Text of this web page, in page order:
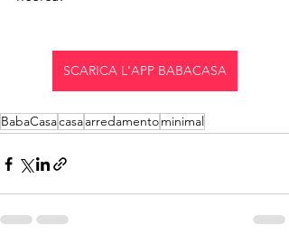
SCARICA L'APP BABACASA
BabaCasacasaarredamentominimal